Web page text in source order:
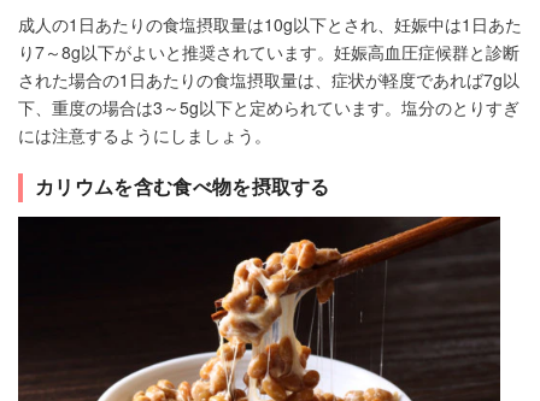
成人の1日あたりの食塩摂取量は10g以下とされ、妊娠中は1日あた
り7～8g以下がよいと推奨されています。妊娠高血圧症候群と診断
された場合の1日あたりの食塩摂取量は、症状が軽度であれば7g以
下、重度の場合は3～5g以下と定められています。塩分のとりすぎ
には注意するようにしましょう。
カリウムを含む食べ物を摂取する